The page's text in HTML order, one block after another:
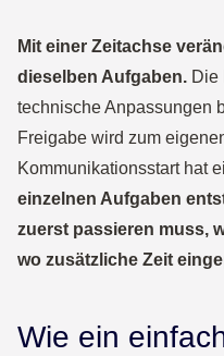
Mit einer Zeitachse
dieselben Aufgaben. Die
technische Anpassungen
Freigabe wird zum
Kommunikationsstart hat
einzelnen Aufgaben
zuerst passieren muss,
wo zusätzliche Zeit
Wie ein